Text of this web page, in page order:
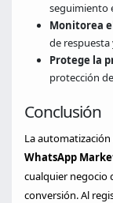
seguimiento
Monitorea
de
Protege la
protección
Conclusión
La automatización
WhatsApp
cualquier negocio
conversión. Al